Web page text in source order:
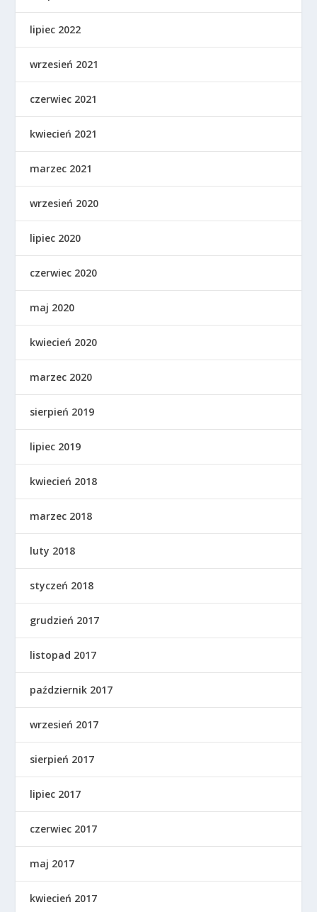
lipiec 2022
wrzesień 2021
czerwiec 2021
kwiecień 2021
marzec 2021
wrzesień 2020
lipiec 2020
czerwiec 2020
maj 2020
kwiecień 2020
marzec 2020
sierpień 2019
lipiec 2019
kwiecień 2018
marzec 2018
luty 2018
styczeń 2018
grudzień 2017
listopad 2017
październik 2017
wrzesień 2017
sierpień 2017
lipiec 2017
czerwiec 2017
maj 2017
kwiecień 2017